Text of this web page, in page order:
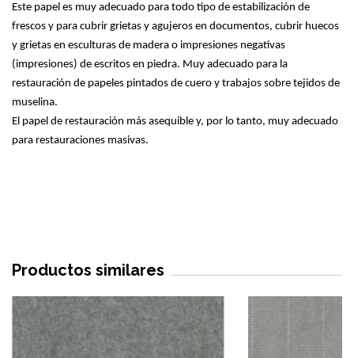
Este papel es muy adecuado para todo tipo de estabilización de
frescos y para cubrir grietas y agujeros en documentos, cubrir huecos
y grietas en esculturas de madera o impresiones negativas
(impresiones) de escritos en piedra. Muy adecuado para la
restauración de papeles pintados de cuero y trabajos sobre tejidos de
muselina.
El papel de restauración más asequible y, por lo tanto, muy adecuado
para restauraciones masivas.
Productos similares